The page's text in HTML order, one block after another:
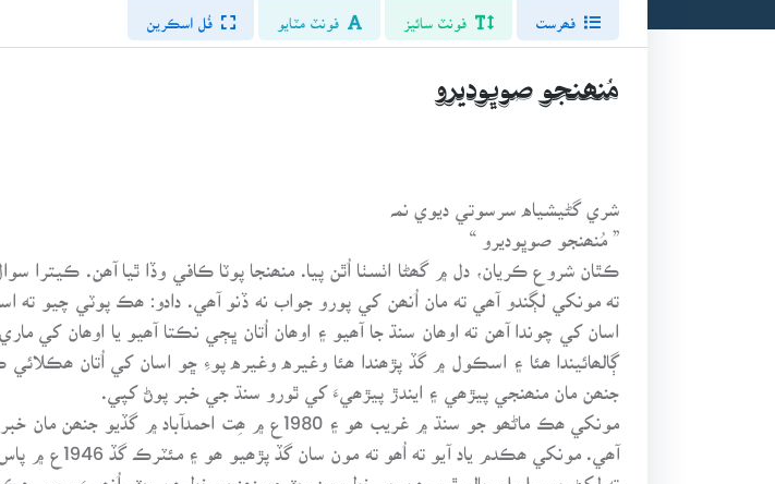
فُل اسڪرين
مُنھنجو صوڀوديرو
شري گڻيشياه سرسوتي ديوي نمہ
” مُنھنجو صوڀوديرو “
ڪٿان شروع ڪريان، دل ۾ گھڻا اٺسٺا اُٿن پيا. منھنجا پوٽا ڪافي وڏا ٿيا آھن. ڪيترا
ته مونکي لڳندو آھي ته مان اُنھن کي پورو جواب نه ڏنو آھي. دادو: ھڪ پوٽي چيو
اسان کي چوندا آھن ته اوھان سنڌ جا آھيو ۽ اوھان اُتان ڀڄي نڪتا آھيو يا اوھان کي
ڳالھائيندا ھئا ۽ اسڪول ۾ گڏ پڙھندا ھئا وغيره وغيره پوءِ ڇو اسان کي اُتان
جنھن مان منھنجي پيڙھي ۽ ايندڙ پيڙھيءَ کي ٿورو سنڌ جي خبر پوڻ کپي.
مونکي ھڪ ماڻھو جو سنڌ ۾ غريب ھو ۽ 1980ع ۾ ھِت
آھي. مونکي
ته لِکڻ جو سلسلو چالو ٿيو. ھن جو خط مون وٽ ۽ منھنجو خط ھن وٽ. اُنھيءَ وچ ۾ ھڪ